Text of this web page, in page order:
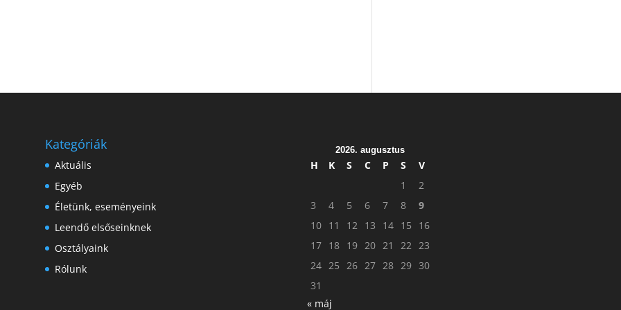
Kategóriák
Aktuális
Egyéb
Életünk, eseményeink
Leendő elsőseinknek
Osztályaink
Rólunk
2026. augusztus
H K S C P S
V
1
2
3
4 5 6 7 8
9
10
11 12 13 14 15
16
17
18 19 20 21 22
23
24
25 26 27 28 29 30
31
« máj